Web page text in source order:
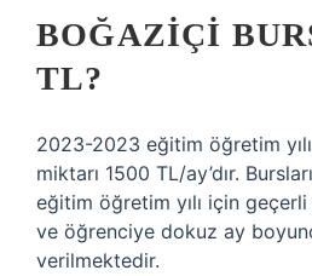
BOĞAZIÇI
TL?
2023-2023 eğitim öğretim
miktarı 1500 TL/ay’dır.
eğitim öğretim yılı için
ve öğrenciye dokuz ay
verilmektedir.